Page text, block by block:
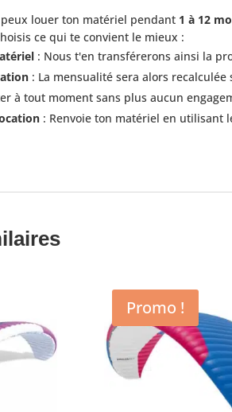
peux louer ton matériel pendant 1 à 12
ce qui te convient le mieux :
: Nous t'en transférerons ainsi la
: La mensualité sera alors
à tout moment sans plus aucun
: Renvoie ton matériel en utilisant
Promo !